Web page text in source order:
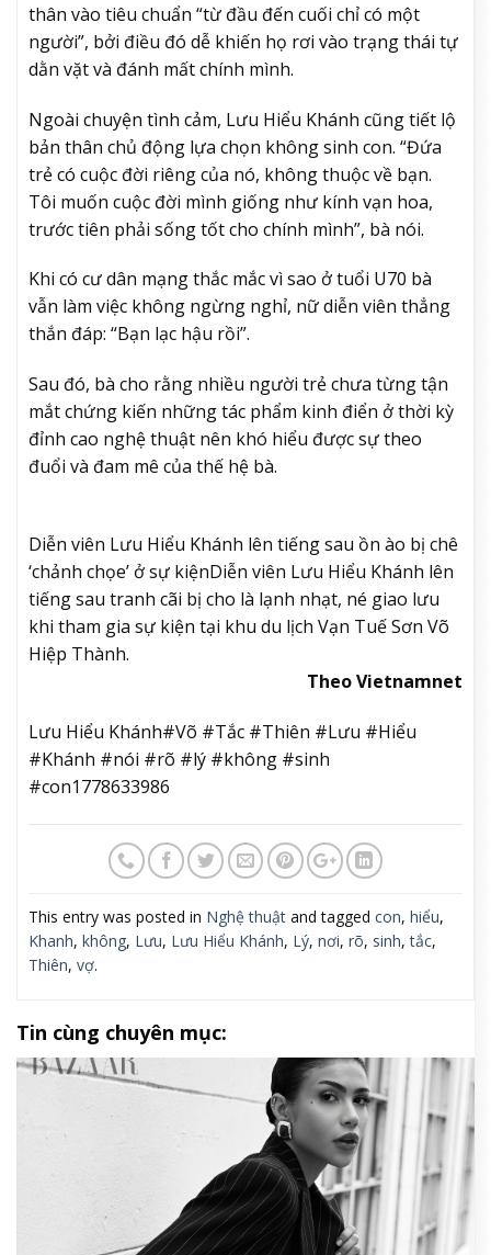
thân vào tiêu chuẩn “từ đầu đến cuối chỉ có một
người”, bởi điều đó dễ khiến họ rơi vào trạng thái tự
dằn vặt và đánh mất chính mình.
Ngoài chuyện tình cảm, Lưu Hiểu Khánh cũng tiết lộ
bản thân chủ động lựa chọn không sinh con. “Đứa
trẻ có cuộc đời riêng của nó, không thuộc về bạn.
Tôi muốn cuộc đời mình giống như kính vạn hoa,
trước tiên phải sống tốt cho chính mình”, bà nói.
Khi có cư dân mạng thắc mắc vì sao ở tuổi U70 bà
vẫn làm việc không ngừng nghỉ, nữ diễn viên thẳng
thắn đáp: “Bạn lạc hậu rồi”.
Sau đó, bà cho rằng nhiều người trẻ chưa từng tận
mắt chứng kiến những tác phẩm kinh điển ở thời kỳ
đỉnh cao nghệ thuật nên khó hiểu được sự theo
đuổi và đam mê của thế hệ bà.
Diễn viên Lưu Hiểu Khánh lên tiếng sau ồn ào bị chê
‘chảnh chọe’ ở sự kiệnDiễn viên Lưu Hiểu Khánh lên
tiếng sau tranh cãi bị cho là lạnh nhạt, né giao lưu
khi tham gia sự kiện tại khu du lịch Vạn Tuế Sơn Võ
Hiệp Thành.
Theo Vietnamnet
Lưu Hiểu Khánh#Võ #Tắc #Thiên #Lưu #Hiểu
#Khánh #nói #rõ #lý #không #sinh
#con1778633986
This entry was posted in Nghệ thuật and tagged con, hiểu,
Khanh, không, Lưu, Lưu Hiểu Khánh, Lý, nơi, rõ, sinh,tắc,
Thiên, vợ.
Tin cùng chuyên mục: